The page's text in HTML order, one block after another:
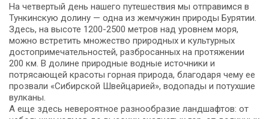
На четвертый день нашего путешествия мы отправимся в
Тункинскую долину — одна из жемчужин природы Бурятии.
Здесь, на высоте 1200-2500 метров над уровнем моря,
можно встретить множество природных и культурных
достопримечательностей, разбросанных на протяжении
200 км. В долине природные водные источники и
потрясающей красоты горная природа, благодаря чему ее
прозвали «Сибирской Швейцарией», водопады и потухшие
вулканы.
А еще здесь невероятное разнообразие ландшафтов: от